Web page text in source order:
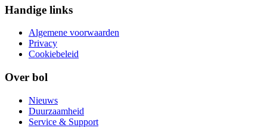
Handige links
Algemene voorwaarden
Privacy
Cookiebeleid
Over bol
Nieuws
Duurzaamheid
Service & Support